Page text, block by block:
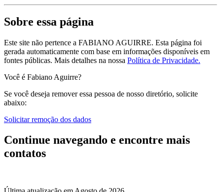
Sobre essa página
Este site não pertence a FABIANO AGUIRRE. Esta página foi
gerada automaticamente com base em informações disponíveis em
fontes públicas. Mais detalhes na nossa Política de Privacidade.
Você é Fabiano Aguirre?
Se você deseja remover essa pessoa de nosso diretório, solicite
abaixo:
Solicitar remoção dos dados
Continue navegando e encontre mais
contatos